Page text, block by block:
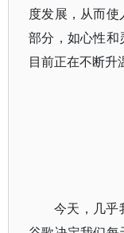
度发展，从而
部分，如心性
目前正在不断升
今天，几乎